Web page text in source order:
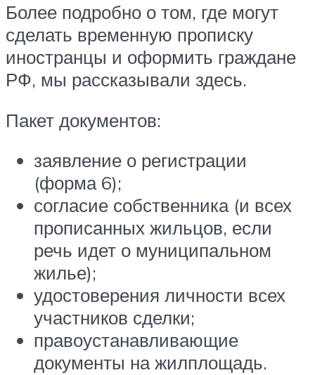
Более подробно о том, где могут
сделать временную прописку
иностранцы и оформить граждане
РФ, мы рассказывали здесь.
Пакет документов:
заявление о регистрации
(форма 6);
согласие собственника (и всех
прописанных жильцов, если
речь идет о муниципальном
жилье);
удостоверения личности всех
участников сделки;
правоустанавливающие
документы на жилплощадь.